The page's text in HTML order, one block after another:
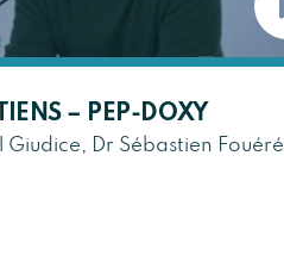
– PEP-DOXY
Giudice, Dr Sébastien Fouéré